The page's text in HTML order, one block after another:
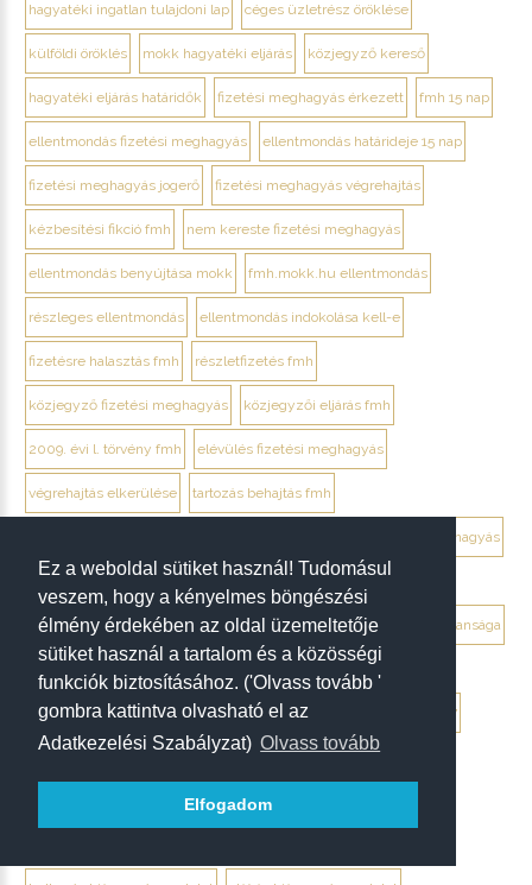
Ez a weboldal sütiket használ! Tudomásul
veszem, hogy a kényelmes böngészési
élmény érdekében az oldal üzemeltetője
sütiket használ a tartalom és a közösségi
funkciók biztosításához. ('Olvass tovább '
gombra kattintva olvasható el az
Adatkezelési Szabályzat) Olvass tovább
Elfogadom
hagyatéki ingatlan tulajdoni lap céges üzletrész öröklése
külföldi öröklés mokk hagyatéki eljárás közjegyző kereső
hagyatéki eljárás határidők fizetési meghagyás érkezett fmh 15 nap
ellentmondás fizetési meghagyás ellentmondás határideje 15 nap
fizetési meghagyás jogerő fizetési meghagyás végrehajtás
kézbesítési fikció fmh nem kereste fizetési meghagyás
ellentmondás benyújtása mokk fmh.mokk.hu ellentmondás
részleges ellentmondás ellentmondás indokolása kell-e
fizetésre halasztás fmh részletfizetés fmh
közjegyző fizetési meghagyás közjegyzői eljárás fmh
2009. évi l. törvény fmh elévülés fizetési meghagyás
végrehajtás elkerülése tartozás behajtás fmh
ügyvéd fizetési meghagyás
végrendelet megtámadása mikor érdemes végrendelet hatálytalansága
hagyatéki per végrendelet
megtámadási nyilatkozat megtámadás elévülése 5 év ptk. 7:37
beszámíthatóság végrendelet
tévedés megtévesztés fenyegetés végrendelet